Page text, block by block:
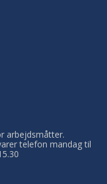
arbejdsmåtter.
telefon mandag til